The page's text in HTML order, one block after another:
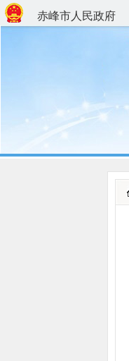
赤峰市人民政府